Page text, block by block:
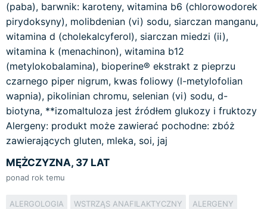
(paba), barwnik: karoteny, witamina b6 (chlorowodorek
pirydoksyny), molibdenian (vi) sodu, siarczan manganu,
witamina d (cholekalcyferol), siarczan miedzi (ii),
witamina k (menachinon), witamina b12
(metylokobalamina), bioperine® ekstrakt z pieprzu
czarnego piper nigrum, kwas foliowy (l-metylofolian
wapnia), pikolinian chromu, selenian (vi) sodu, d-
biotyna, **izomaltuloza jest źródłem glukozy i fruktozy
Alergeny: produkt może zawierać pochodne: zbóż
zawierających gluten, mleka, soi, jaj
MĘŻCZYZNA, 37 LAT
ponad rok temu
ALERGOLOGIA WSTRZĄS ANAFILAKTYCZNY ALERGENY